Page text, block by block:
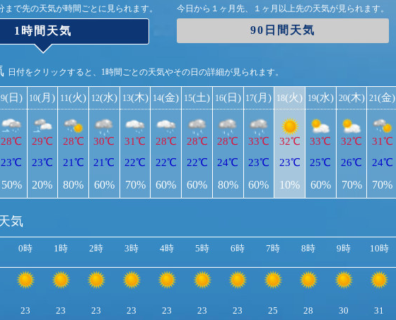
まで先の天気が時間ごとに見られます。
1時間天気
今日から１ヶ月先、１ヶ月以上先の天気が見られます。
90日間天気
日付をクリックすると、1時間ごとの天気やその日の詳細が見られます。
9(日)
28℃
23℃
50%
10(月)
29℃
23℃
20%
11(火)
28℃
21℃
80%
12(水)
30℃
21℃
60%
13(木)
31℃
22℃
70%
14(金)
28℃
22℃
60%
15(土)
28℃
22℃
60%
16(日)
28℃
24℃
80%
17(月)
33℃
23℃
60%
18(火)
32℃
23℃
10%
19(水)
33℃
25℃
60%
20(木)
32℃
26℃
70%
21(金)
31℃
24℃
70%
気
0時 1時 2時 3時 4時 5時 6時 7時 8時 9時 10時
23 23 23 23 23 23 23 25 28 30 31